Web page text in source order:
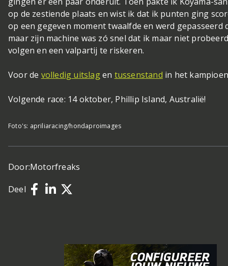
op de zestiende plaats en wist ik dat ik punten ging
op een gegeven moment twaalfde en werd gepasseerd
maar zijn machine was zó snel dat ik maar niet
volgen en een valpartij te riskeren.
Voor de volledig uitslagen tussenstand in het
Volgende race: 14 oktober, Phillip Island, Australië!
Foto's: apriliaracing/hondaproimages
Door:Motorfreaks
Deel